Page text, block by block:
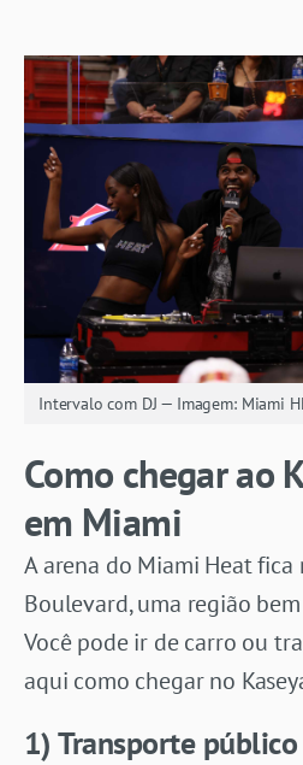
Intervalo com DJ — Imagem: Miami
Como chegar ao
em Miami
A arena do Miami Heat fica
Boulevard, uma região
Você pode ir de carro ou
aqui como chegar no
1) Transporte público